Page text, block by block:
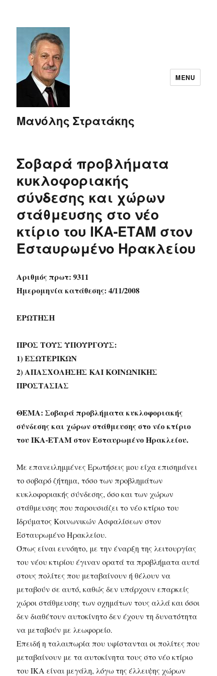
Μανόλης Στρατάκης
MENU
Σοβαρά προβλήματα
κυκλοφοριακής
σύνδεσης και χώρων
στάθμευσης στο νέο
κτίριο του ΙΚΑ-ΕΤΑΜ στον
Εσταυρωμένο Ηρακλείου
Αριθμός πρωτ: 9311
Ημερομηνία κατάθεσης: 4/11/2008
ΕΡΩΤΗΣΗ
ΠΡΟΣ ΤΟΥΣ ΥΠΟΥΡΓΟΥΣ:
1) ΕΣΩΤΕΡΙΚΩΝ
2) ΑΠΑΣΧΟΛΗΣΗΣ ΚΑΙ ΚΟΙΝΩΝΙΚΗΣ
ΠΡΟΣΤΑΣΙΑΣ
ΘΕΜΑ: Σοβαρά προβλήματα κυκλοφοριακής
σύνδεσης και χώρων στάθμευσης στο νέο κτίριο
του ΙΚΑ-ΕΤΑΜ στον Εσταυρωμένο Ηρακλείου.
Με επανειλημμένες Ερωτήσεις μου είχα επισημάνει
το σοβαρό ζήτημα, τόσο των προβλημάτων
κυκλοφοριακής σύνδεσης, όσο και των χώρων
στάθμευσης που παρουσιάζει το νέο κτίριο του
Ιδρύματος Κοινωνικών Ασφαλίσεων στον
Εσταυρωμένο Ηρακλείου.
Όπως είναι ευνόητο, με την έναρξη της λειτουργίας
του νέου κτιρίου έγιναν ορατά τα προβλήματα αυτά
στους πολίτες που μεταβαίνουν ή θέλουν να
μεταβούν σε αυτό, καθώς δεν υπάρχουν επαρκείς
χώροι στάθμευσης των οχημάτων τους αλλά και όσοι
δεν διαθέτουν αυτοκίνητο δεν έχουν τη δυνατότητα
να μεταβούν με λεωφορείο.
Επειδή η ταλαιπωρία που υφίστανται οι πολίτες που
μεταβαίνουν με τα αυτοκίνητα τους στο νέο κτίριο
του ΙΚΑ είναι μεγάλη, λόγω της έλλειψης χώρων